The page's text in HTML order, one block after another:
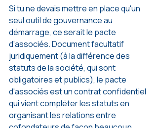
Si tu ne devais mettre en place qu'un
seul outil de gouvernance au
démarrage, ce serait le pacte
d'associés. Document facultatif
juridiquement (à la différence des
statuts de la société, qui sont
obligatoires et publics), le pacte
d'associés est un contrat confidentiel
qui vient compléter les statuts en
organisant les relations entre